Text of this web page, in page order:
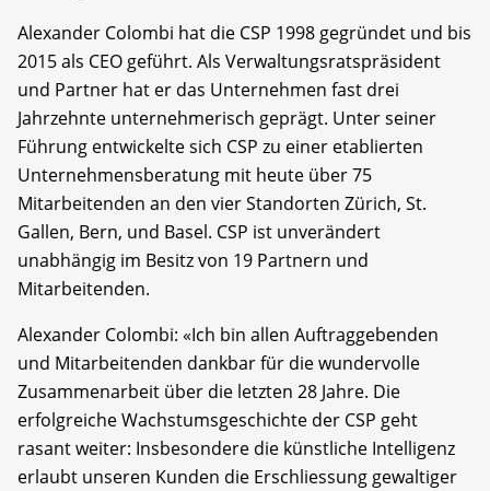
Alexander Colombi hat die CSP 1998 gegründet und bis
2015 als CEO geführt. Als Verwaltungsratspräsident
und Partner hat er das Unternehmen fast drei
Jahrzehnte unternehmerisch geprägt. Unter seiner
Führung entwickelte sich CSP zu einer etablierten
Unternehmensberatung mit heute über 75
Mitarbeitenden an den vier Standorten Zürich, St.
Gallen, Bern, und Basel. CSP ist unverändert
unabhängig im Besitz von 19 Partnern und
Mitarbeitenden.
Alexander Colombi: «Ich bin allen Auftraggebenden
und Mitarbeitenden dankbar für die wundervolle
Zusammenarbeit über die letzten 28 Jahre. Die
erfolgreiche Wachstumsgeschichte der CSP geht
rasant weiter: Insbesondere die künstliche Intelligenz
erlaubt unseren Kunden die Erschliessung gewaltiger